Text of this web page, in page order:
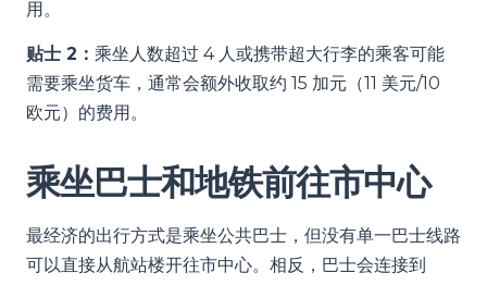
用。
贴士 2： 乘坐人数超过 4 人或携带超大行李的乘客可能
需要乘坐货车，通常会额外收取约 15 加元（11 美元/10
欧元）的费用。
乘坐巴士和地铁前往市中心
最经济的出行方式是乘坐公共巴士，但没有单一巴士线路
可以直接从航站楼开往市中心。相反，巴士会连接到